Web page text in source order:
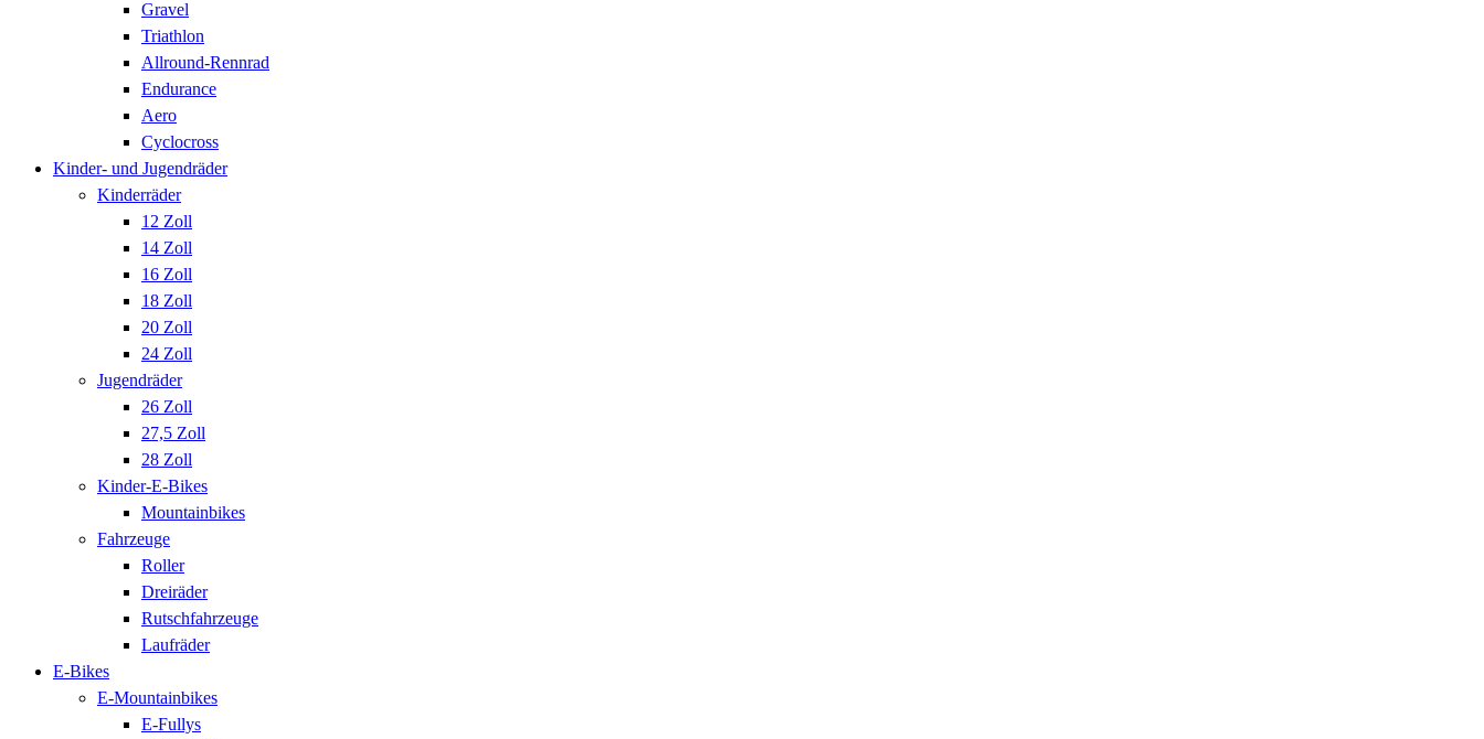
Gravel
Triathlon
Allround-Rennrad
Endurance
Aero
Cyclocross
Kinder- und Jugendräder
Kinderräder
12 Zoll
14 Zoll
16 Zoll
18 Zoll
20 Zoll
24 Zoll
Jugendräder
26 Zoll
27,5 Zoll
28 Zoll
Kinder-E-Bikes
Mountainbikes
Fahrzeuge
Roller
Dreiräder
Rutschfahrzeuge
Laufräder
E-Bikes
E-Mountainbikes
E-Fullys